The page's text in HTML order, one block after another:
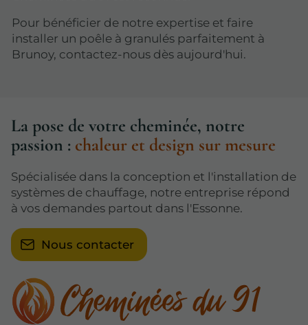
Pour bénéficier de notre expertise et faire
installer un poêle à granulés parfaitement à
Brunoy, contactez-nous dès aujourd'hui.
La pose de votre cheminée, notre
passion : chaleur et design sur mesure
Spécialisée dans la conception et l'installation de
systèmes de chauffage, notre entreprise répond
à vos demandes partout dans l'Essonne.
Nous contacter